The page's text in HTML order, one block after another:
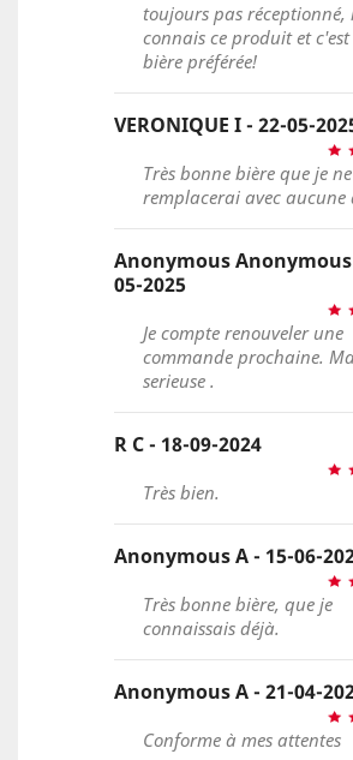
toujours pas réceptionné,
connais ce produit et
bière préférée!
VERONIQUE I - 22-05-
Très bonne bière que je ne
remplacerai avec aucune
Anonymous Anonymous
05-2025
Je compte renouveler une
commande prochaine.
serieuse .
R C - 18-09-2024
Très bien.
Anonymous A - 15-06-
Très bonne bière, que je
connaissais déjà.
Anonymous A - 21-04-
Conforme à mes attentes